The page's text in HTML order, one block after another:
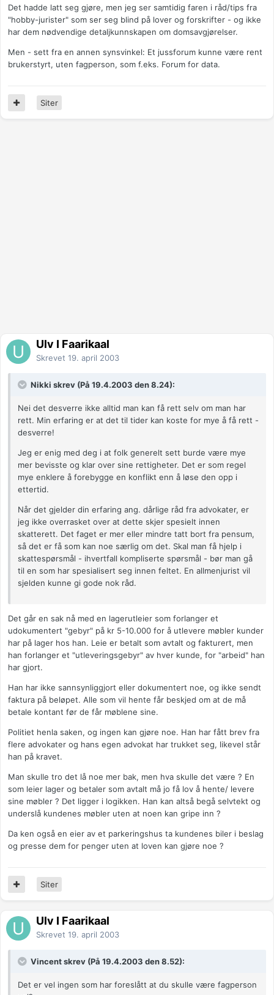
Det hadde latt seg gjøre, men jeg ser samtidig faren i råd/tips fra
"hobby-jurister" som ser seg blind på lover og forskrifter - og ikke
har dem nødvendige detaljkunnskapen om domsavgjørelser.
Men - sett fra en annen synsvinkel: Et jussforum kunne være rent
brukerstyrt, uten fagperson, som f.eks. Forum for data.
Siter
Ulv I Faarikaal
Skrevet 19. april 2003
Nikki skrev (På 19.4.2003 den 8.24):
Nei det desverre ikke alltid man kan få rett selv om man har
rett. Min erfaring er at det til tider kan koste for mye å få rett -
desverre!
Jeg er enig med deg i at folk generelt sett burde være mye
mer bevisste og klar over sine rettigheter. Det er som regel
mye enklere å forebygge en konflikt enn å løse den opp i
ettertid.
Når det gjelder din erfaring ang. dårlige råd fra advokater, er
jeg ikke overrasket over at dette skjer spesielt innen
skatterett. Det faget er mer eller mindre tatt bort fra pensum,
så det er få som kan noe særlig om det. Skal man få hjelp i
skattespørsmål - ihvertfall kompliserte spørsmål - bør man gå
til en som har spesialisert seg innen feltet. En allmenjurist vil
sjelden kunne gi gode nok råd.
Det går en sak nå med en lagerutleier som forlanger et
udokumentert "gebyr" på kr 5-10.000 for å utlevere møbler kunder
har på lager hos han. Leie er betalt som avtalt og fakturert, men
han forlanger et "utleveringsgebyr" av hver kunde, for "arbeid" han
har gjort.
Han har ikke sannsynliggjort eller dokumentert noe, og ikke sendt
faktura på beløpet. Alle som vil hente får beskjed om at de må
betale kontant før de får møblene sine.
Politiet henla saken, og ingen kan gjøre noe. Han har fått brev fra
flere advokater og hans egen advokat har trukket seg, likevel står
han på kravet.
Man skulle tro det lå noe mer bak, men hva skulle det være ? En
som leier lager og betaler som avtalt må jo få lov å hente/ levere
sine møbler ? Det ligger i logikken. Han kan altså begå selvtekt og
underslå kundenes møbler uten at noen kan gripe inn ?
Da ken også en eier av et parkeringshus ta kundenes biler i beslag
og presse dem for penger uten at loven kan gjøre noe ?
Siter
Ulv I Faarikaal
Skrevet 19. april 2003
Vincent skrev (På 19.4.2003 den 8.52):
Det er vel ingen som har foreslått at du skulle være fagperson